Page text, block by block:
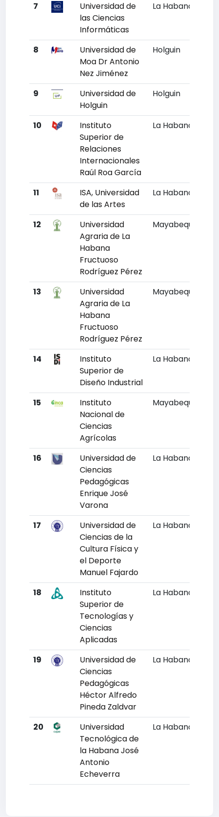
7
Universidad de
las Ciencias
Informáticas
La Habana
8
Universidad de
Moa Dr Antonio
Nez Jiménez
Holguin
9
Universidad de
Holguin
Holguin
10
Instituto
Superior de
Relaciones
Internacionales
Raúl Roa García
La Habana
11
ISA, Universidad
de las Artes
La Habana
12
Universidad
Agraria de La
Habana
Fructuoso
Rodríguez Pérez
Mayabeque
13
Universidad
Agraria de La
Habana
Fructuoso
Rodríguez Pérez
Mayabeque
14
Instituto
Superior de
Diseño Industrial
La Habana
15
Instituto
Nacional de
Ciencias
Agrícolas
Mayabeque
16
Universidad de
Ciencias
Pedagógicas
Enrique José
Varona
La Habana
17
Universidad de
Ciencias de la
Cultura Física y
el Deporte
Manuel Fajardo
La Habana
18
Instituto
Superior de
Tecnologías y
Ciencias
Aplicadas
La Habana
19
Universidad de
Ciencias
Pedagógicas
Héctor Alfredo
Pineda Zaldvar
La Habana
20
Universidad
Tecnológica de
la Habana José
Antonio
Echeverra
La Habana